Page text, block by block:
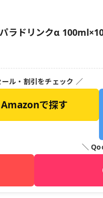
ラドリンクα
ル・割引をチェック ／
Amazonで探す
＼